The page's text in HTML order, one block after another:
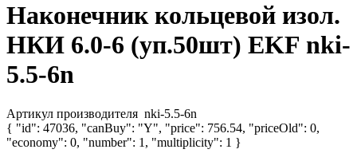
Наконечник кольцевой изол.
НКИ 6.0-6 (уп.50шт) EKF nki-
5.5-6n
Артикул производителя nki-5.5-6n
{ "id": 47036, "canBuy": "Y", "price": 756.54, "priceOld": 0,
"economy": 0, "number": 1, "multiplicity": 1 }